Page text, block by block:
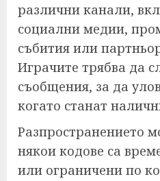
различни канали,
социални медии,
събития или
Играчите трябва да
съобщения, за да
когато станат
Разпространението
някои кодове са
или ограничени по